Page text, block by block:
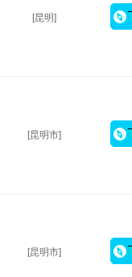
[昆明]
[昆明市]
[昆明市]